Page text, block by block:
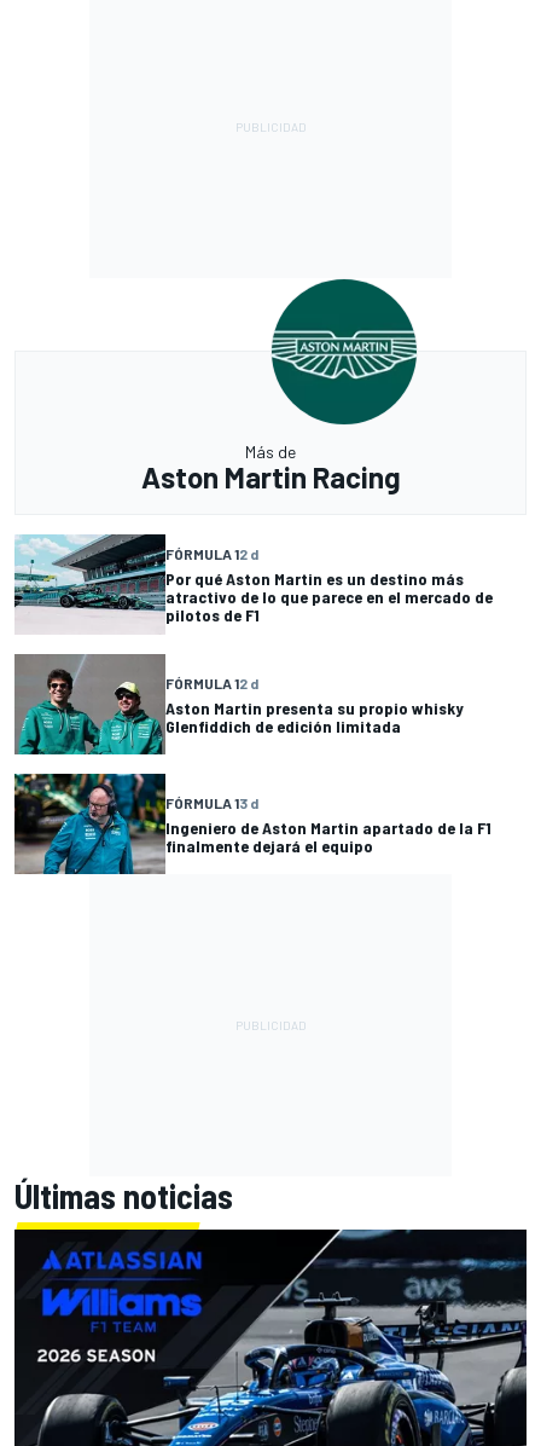
Más de
Aston Martin Racing
FÓRMULA 12 d
Por qué Aston Martin es un destino más
atractivo de lo que parece en el mercado de
pilotos de F1
FÓRMULA 12 d
Aston Martin presenta su propio whisky
Glenfiddich de edición limitada
FÓRMULA 13 d
Ingeniero de Aston Martin apartado de la F1
finalmente dejará el equipo
Últimas noticias